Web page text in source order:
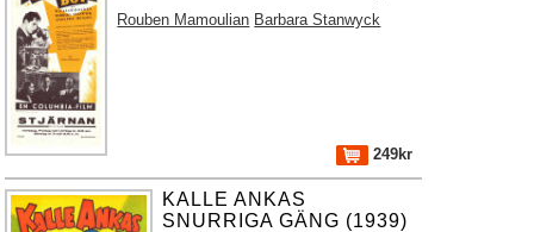
Rouben Mamoulian Barbara Stanwyck
249kr
KALLE ANKAS
SNURRIGA GÄNG (1939)